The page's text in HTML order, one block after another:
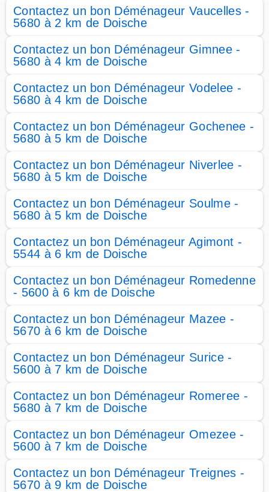
Contactez un bon Déménageur Vaucelles -
5680 à 2 km de Doische
Contactez un bon Déménageur Gimnee -
5680 à 4 km de Doische
Contactez un bon Déménageur Vodelee -
5680 à 4 km de Doische
Contactez un bon Déménageur Gochenee -
5680 à 5 km de Doische
Contactez un bon Déménageur Niverlee -
5680 à 5 km de Doische
Contactez un bon Déménageur Soulme -
5680 à 5 km de Doische
Contactez un bon Déménageur Agimont -
5544 à 6 km de Doische
Contactez un bon Déménageur Romedenne
- 5600 à 6 km de Doische
Contactez un bon Déménageur Mazee -
5670 à 6 km de Doische
Contactez un bon Déménageur Surice -
5600 à 7 km de Doische
Contactez un bon Déménageur Romeree -
5680 à 7 km de Doische
Contactez un bon Déménageur Omezee -
5600 à 7 km de Doische
Contactez un bon Déménageur Treignes -
5670 à 9 km de Doische